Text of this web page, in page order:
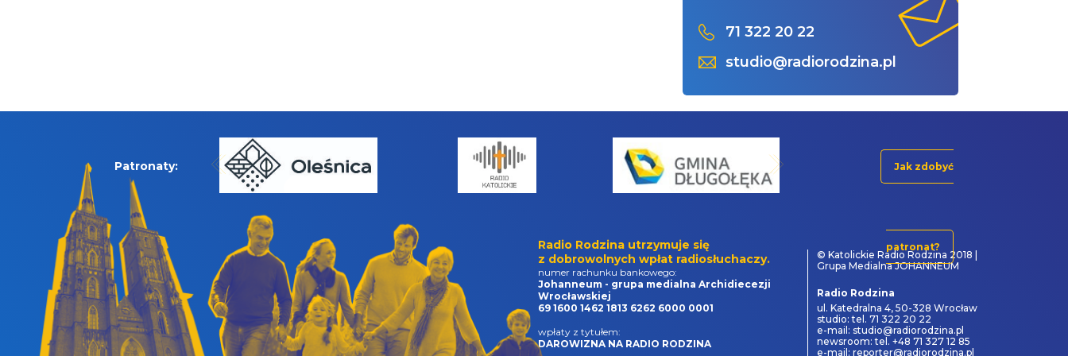
71 322 20 22
studio@radiorodzina.pl
Patronaty: Jak zdobyć
patronat?
Radio Rodzina utrzymuje się
z dobrowolnych wpłat radiosłuchaczy.
numer rachunku bankowego:
Johanneum - grupa medialna Archidiecezji
Wrocławskiej
69 1600 1462 1813 6262 6000 0001
wpłaty z tytułem:
DAROWIZNA NA RADIO RODZINA
© Katolickie Radio Rodzina 2018 |
Grupa Medialna JOHANNEUM
Radio Rodzina
ul. Katedralna 4, 50-328 Wrocław
studio: tel. 71 322 20 22
e-mail: studio@radiorodzina.pl
newsroom: tel. +48 71 327 12 85
e-mail: reporter@radiorodzina.pl